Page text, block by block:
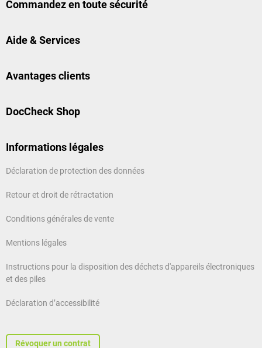
Commandez en toute sécurité
Aide & Services
Avantages clients
DocCheck Shop
Informations légales
Déclaration de protection des données
Retour et droit de rétractation
Conditions générales de vente
Mentions légales
Instructions pour la disposition des déchets d'appareils électroniques
et des piles
Déclaration d’accessibilité
Révoquer un contrat